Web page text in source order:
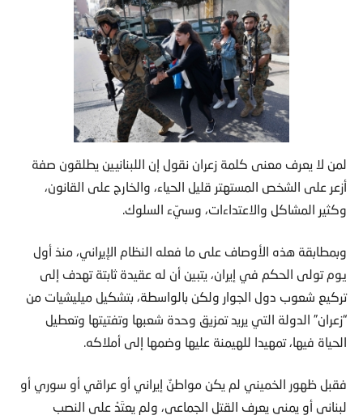
لمن لا يعرف معنى كلمة زعران نقول إن اللبنانيين يطلقون صفة
أزعر على الشخص المستهتر قليل الحياء، والخارج على القانون،
وكثير المشاكل والاعتداءات، وسيّء السلوك.
وبمطابقة هذه الأوصاف على ما فعله النظام الإيراني، منذ أول
يوم تولى الحكم في إيران، يتبين أن له عقيدة ثابتة تهدف إلى
تركيع شعوب دول الجوار ولكن بالواسطة، بتشكيل ميليشيات من
“زعران” الدولة التي يريد تمزيق وحدة شعبها وتفتيتها وتعطيل
الحياة فيها، تمهيدا للهيمنة عليها وضمها إلى أملاكه.
فقبل ظهور الخميني لم يكن مواطنٌ إيراني أو عراقي أو سوري أو
لبناني أو يمني يعرف القتل الجماعي، ولم يعتَدْ على النصب